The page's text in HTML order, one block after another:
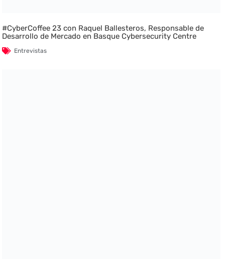
#CyberCoffee 23 con Raquel Ballesteros, Responsable de
Desarrollo de Mercado en Basque Cybersecurity Centre
Entrevistas